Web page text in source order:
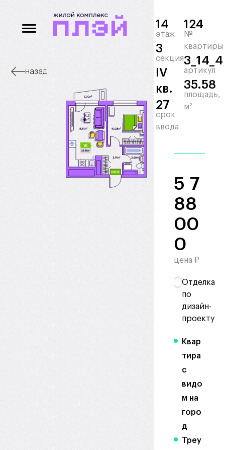
назад
14
этаж
3
секция
IV
кв.
27
срок
ввода
124
№
квартиры
3_14_4
артикул
35.58
площадь,
м²
5 7
88
00
0
цена ₽
Отделка
по
дизайн-
проекту
Квар
тира
с
видо
м на
горо
д
Треу